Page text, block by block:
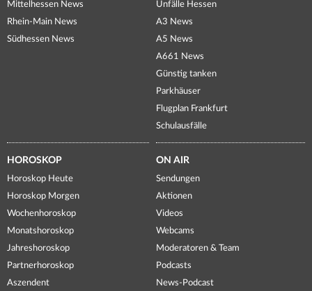
Mittelhessen News
Rhein-Main News
Südhessen News
Unfälle Hessen
A3 News
A5 News
A661 News
Günstig tanken
Parkhäuser
Flugplan Frankfurt
Schulausfälle
HOROSKOP
Horoskop Heute
Horoskop Morgen
Wochenhoroskop
Monatshoroskop
Jahreshoroskop
Partnerhoroskop
Aszendent
ON AIR
Sendungen
Aktionen
Videos
Webcams
Moderatoren & Team
Podcasts
News-Podcast